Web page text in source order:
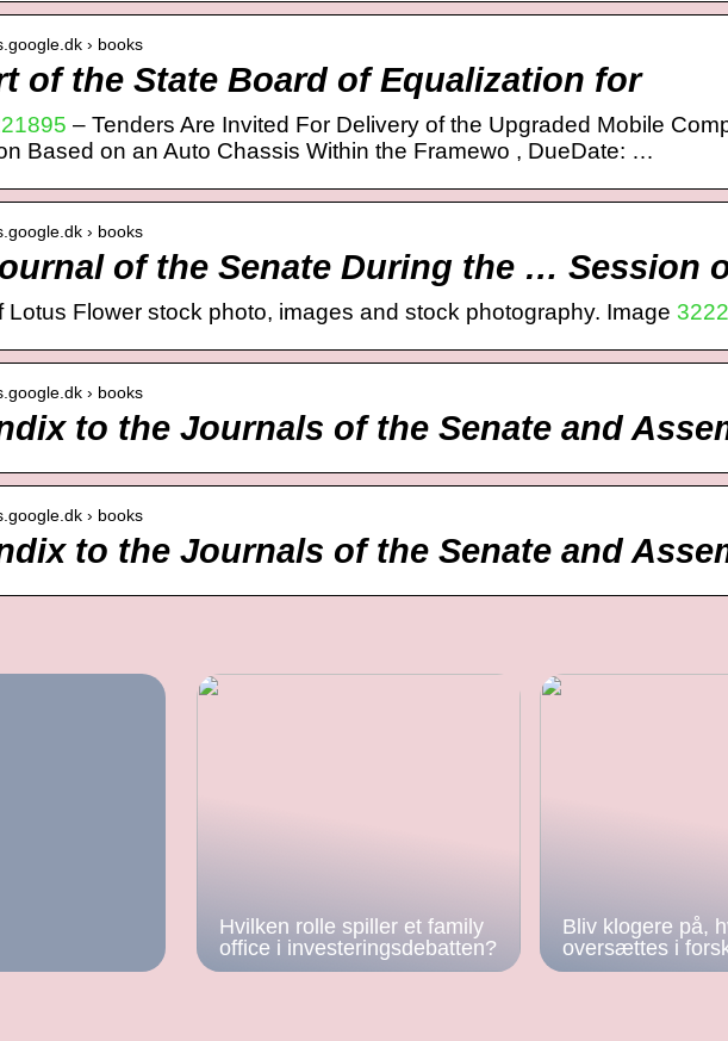
› books
of the State Board of Equalization for
– Tenders Are Invited For Delivery of the Upgraded Mobile
Based on an Auto Chassis Within the Framewo , DueDate: …
› books
of the Senate During the … Session
Lotus Flower stock photo, images and stock photography. Image
› books
to the Journals of the Senate and
› books
to the Journals of the Senate and
Hvilken rolle spiller et family
office i investeringsdebatten?
Bliv klogere på,
oversættes i